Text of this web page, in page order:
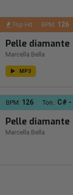
Top Hit BPM: 126
Pelle diamante
Marcella Bella
MP3
BPM: 126 Ton.: C# -
Pelle diamante
Marcella Bella